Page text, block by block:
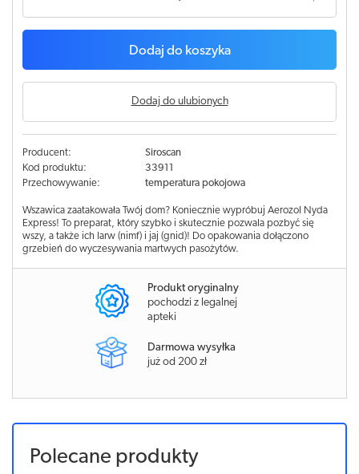
Dodaj do koszyka
Dodaj do ulubionych
Producent:
Siroscan
Kod produktu:
33911
Przechowywanie:
temperatura pokojowa
Wszawica zaatakowała Twój dom? Koniecznie wypróbuj Aerozol Nyda
Express! To preparat, który szybko i skutecznie pozwala pozbyć się
wszy, a także ich larw (nimf) i jaj (gnid)! Do opakowania dołączono
grzebień do wyczesywania martwych pasożytów.
Produkt oryginalny
pochodzi z legalnej
apteki
Darmowa wysyłka
już od 200 zł
Polecane produkty